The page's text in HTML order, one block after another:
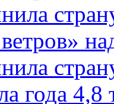
года 4,8